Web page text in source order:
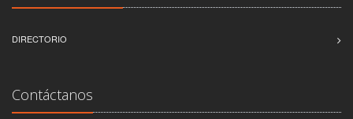
DIRECTORIO
Contáctanos